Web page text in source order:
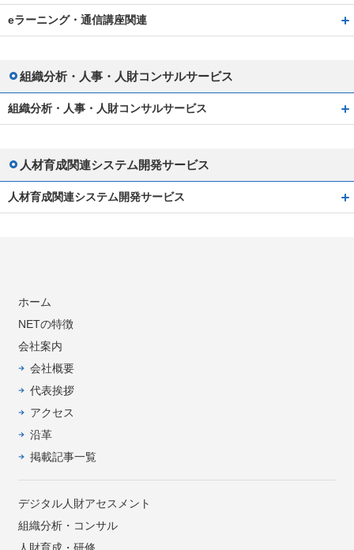
eラーニング・通信講座関連
組織分析・人事・人財コンサルサービス
組織分析・人事・人財コンサルサービス
人材育成関連システム開発サービス
人材育成関連システム開発サービス
ホーム
NETの特徴
会社案内
会社概要
代表挨拶
アクセス
沿革
掲載記事一覧
デジタル人財アセスメント
組織分析・コンサル